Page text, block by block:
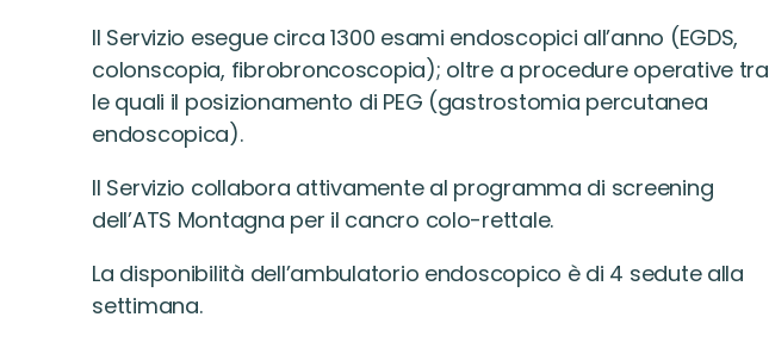
Il Servizio esegue circa 1300 esami endoscopici all’anno (EGDS,
colonscopia, fibrobroncoscopia); oltre a procedure operative tra
le quali il posizionamento di PEG (gastrostomia percutanea
endoscopica).
Il Servizio collabora attivamente al programma di screening
dell’ATS Montagna per il cancro colo-rettale.
La disponibilità dell’ambulatorio endoscopico è di 4 sedute alla
settimana.